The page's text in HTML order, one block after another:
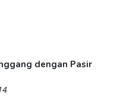
dengan Pasir